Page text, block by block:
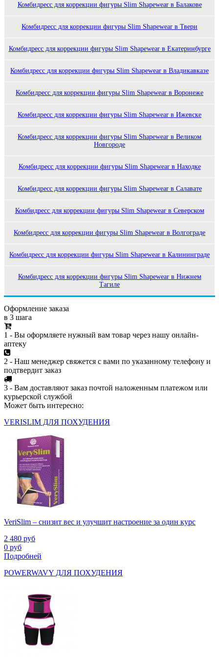
Комбидресс для коррекции фигуры Slim Shapewear в Балакове
Комбидресс для коррекции фигуры Slim Shapewear в Твери
Комбидресс для коррекции фигуры Slim Shapewear в Екатеринбурге
Комбидресс для коррекции фигуры Slim Shapewear в Владикавказе
Комбидресс для коррекции фигуры Slim Shapewear в Воронеже
Комбидресс для коррекции фигуры Slim Shapewear в Ижевске
Комбидресс для коррекции фигуры Slim Shapewear в Великом
Новгороде
Комбидресс для коррекции фигуры Slim Shapewear в Находке
Комбидресс для коррекции фигуры Slim Shapewear в Салавате
Комбидресс для коррекции фигуры Slim Shapewear в Северском
Комбидресс для коррекции фигуры Slim Shapewear в Волгограде
Комбидресс для коррекции фигуры Slim Shapewear в Калининграде
Комбидресс для коррекции фигуры Slim Shapewear в Нижнем
Тагиле
Оформление заказа
в 3 шага
1 - Вы оформляете нужный вам товар через нашу онлайн-
аптеку
2 - Наш менеджер свяжется с вами по указанному телефону и
подтвердит заказ
3 - Вам доставляют заказ почтой наложенным платежом или
курьерской службой
Может быть интересно:
VERISLIM ДЛЯ ПОХУДЕНИЯ
VeriSlim – снизит вес и улучшит настроение за один курс
2 480 руб
0 руб
Подробней
POWERWAVY ДЛЯ ПОХУДЕНИЯ